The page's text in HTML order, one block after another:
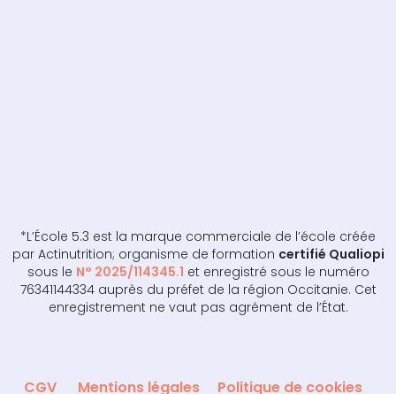
*L’École 5.3 est la marque commerciale de l’école créée
par Actinutrition; organisme de formation certifié Qualiopi
sous le N° 2025/114345.1 et enregistré sous le numéro
76341144334 auprès du préfet de la région Occitanie. Cet
enregistrement ne vaut pas agrément de l’État.
CGV Mentions légales
Politique de cookies